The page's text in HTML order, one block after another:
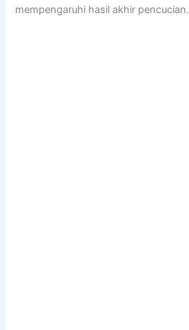
mempengaruhi hasil akhir pencucian.